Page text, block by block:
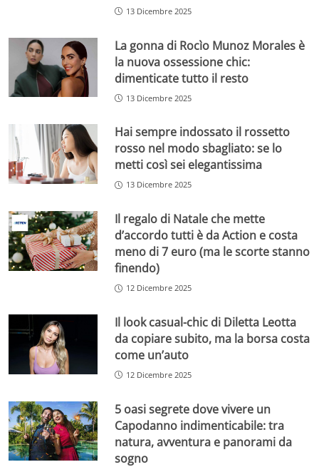
13 Dicembre 2025
La gonna di Rocìo Munoz Morales è
la nuova ossessione chic:
dimenticate tutto il resto
13 Dicembre 2025
Hai sempre indossato il rossetto
rosso nel modo sbagliato: se lo
metti così sei elegantissima
13 Dicembre 2025
Il regalo di Natale che mette
d’accordo tutti è da Action e costa
meno di 7 euro (ma le scorte stanno
finendo)
12 Dicembre 2025
Il look casual-chic di Diletta Leotta
da copiare subito, ma la borsa costa
come un’auto
12 Dicembre 2025
5 oasi segrete dove vivere un
Capodanno indimenticabile: tra
natura, avventura e panorami da
sogno